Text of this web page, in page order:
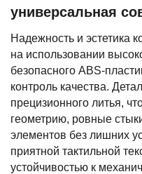
универсальная
Надежность и эстетика
на использовании
безопасного ABS-
контроль качества.
прецизионного литья,
геометрию, ровные
элементов без лишних
приятной тактильной
устойчивостью к